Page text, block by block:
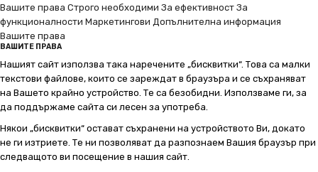
Вашите права Строго необходими За ефективност За
функционалности Маркетингови Допълнителна информация
Вашите права
ВАШИТЕ ПРАВА
Нашият сайт използва така наречените „бисквитки“. Това са малки
текстови файлове, които се зареждат в браузъра и се съхраняват
на Вашето крайно устройство. Те са безобидни. Използваме ги, за
да поддържаме сайта си лесен за употреба.
Някои „бисквитки“ остават съхранени на устройството Ви, докато
не ги изтриете. Те ни позволяват да разпознаем Вашия браузър при
следващото ви посещение в нашия сайт.